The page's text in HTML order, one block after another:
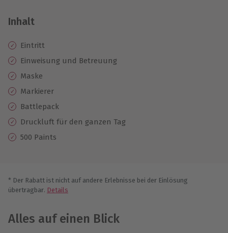
Inhalt
Eintritt
Einweisung und Betreuung
Maske
Markierer
Battlepack
Druckluft für den ganzen Tag
500 Paints
* Der Rabatt ist nicht auf andere Erlebnisse bei der Einlösung
übertragbar. Details
Alles auf einen Blick